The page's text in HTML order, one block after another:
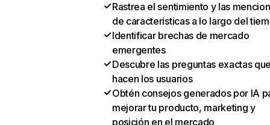
Rastrea el sentimiento y las
de características a lo largo del
Identificar brechas de mercado
emergentes
Descubre las preguntas exactas
hacen los usuarios
Obtén consejos generados por IA
mejorar tu producto, marketing y
posición en el mercado